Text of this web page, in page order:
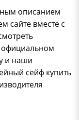
описанием
сайте вместе с
официальном
и наши
сейф купить